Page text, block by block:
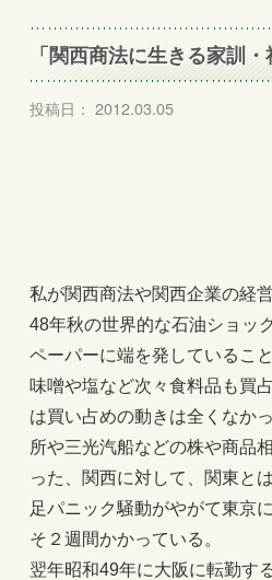
「関西商法に生きる家
投稿日： 2012.03.05
私が関西商法や関西企業の経
48年秋の世界的な石油ショッ
ペーパーに端を発しているこ
味噌や塩など次々食料品も買
は買い占めの動きは全くなか
所や三光汽船などの株や商品
った、関西に対して、関東と
足パニック騒動がやがて東京
そ２週間かかっている。
翌年昭和49年に大阪に転勤す